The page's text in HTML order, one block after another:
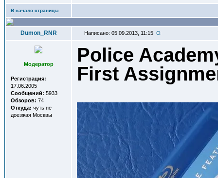
В начало страницы
Dumon_RNR Написано: 05.09.2013, 11:15
Модератор
Регистрация:
17.06.2005
Сообщений: 5933
Обзоров: 74
Откуда: чуть не
доезжая Москвы
Police
First